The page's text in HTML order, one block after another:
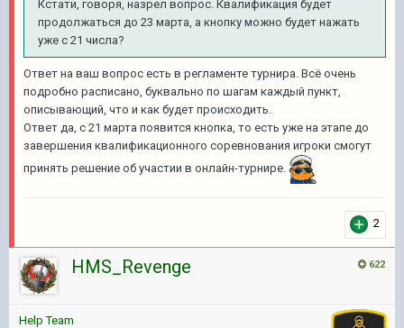
Кстати, говоря, назрел вопрос. Квалификация будет
продолжаться до 23 марта, а кнопку можно будет нажать
уже с 21 числа?
Ответ на ваш вопрос есть в регламенте турнира. Всё очень
подробно расписано, буквально по шагам каждый пункт,
описывающий, что и как будет происходить.
Ответ да, с 21 марта появится кнопка, то есть уже на этапе до
завершения квалификационного соревнования игроки смогут
принять решение об участии в онлайн-турнире.
2
622
HMS_Revenge
Help Team